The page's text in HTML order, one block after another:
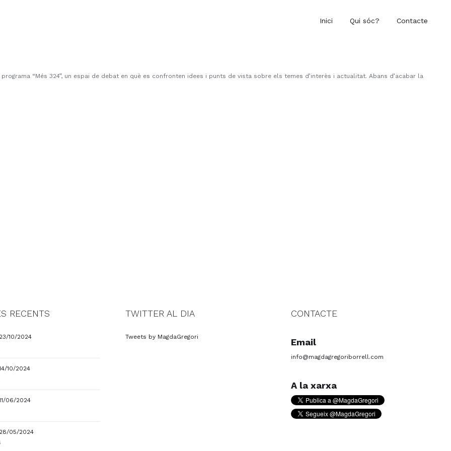
Inici Qui sóc? Contacte
“Més 324”, un espai de debat en què es confronten idees i punts de vista sobre els temes d’interès i actualitat. Abans d’acabar la
RECENTS
10/2024
10/2024
06/2024
05/2024
TWITTER AL DIA
Tweets by MagdaGregori
CONTACTE
Email
info@magdagregoriborrell.com
A la xarxa